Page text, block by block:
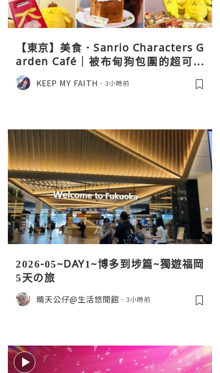
【東京】美食．Sanrio Characters G
arden Café｜被布甸狗包圍的超可愛
下午茶體驗
KEEP MY FAITH 3小時前
2026-05~DAY1~博多到埗篇~獨遊福岡
5天の旅
晴天公仔@生活悠閒館 3小時前